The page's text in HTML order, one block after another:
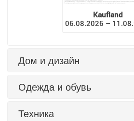
Kaufland
06.08.2026 –
Дом и дизайн
Одежда и обувь
Техника